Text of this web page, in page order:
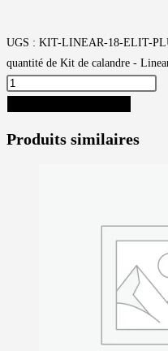
UGS : KIT-LINEAR-18-ELIT-
quantité de Kit de calandre -
Produits similaires